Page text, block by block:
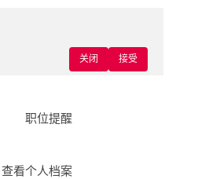
接受
关闭
职位提醒
查看个人档案